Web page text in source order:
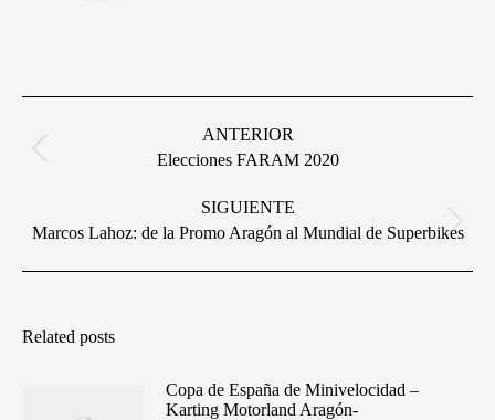
ANTERIOR
Publicación
Elecciones FARAM 2020
SIGUIENTE
Publicación
siguiente:
Marcos Lahoz: de la Promo Aragón al Mundial de Superbikes
Related posts
Copa de España de Minivelocidad –
Karting Motorland Aragón-